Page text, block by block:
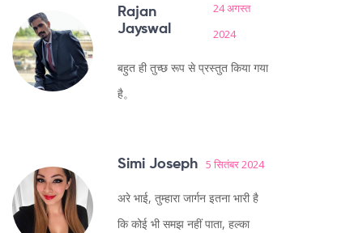
Rajan
Jayswal
24 अगस्त
2024
बहुत ही तुच्छ रूप से प्रस्तुत किया गया
है。
Simi Joseph 5 सितंबर 2024
अरे भाई, तुम्हारा जार्गन इतना भारी है
कि कोई भी समझ नहीं पाता, हल्का